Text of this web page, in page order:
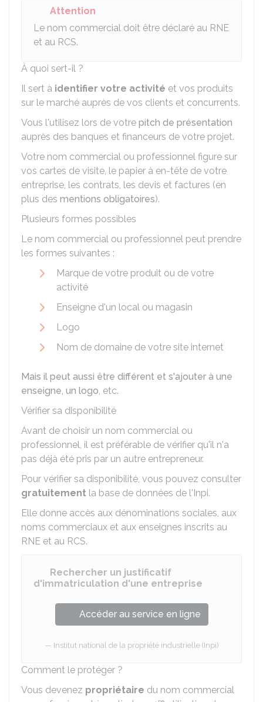
Attention
Le nom commercial doit être déclaré au RNE
et au RCS.
À quoi sert-il ?
Il sert à identifier votre activité et vos produits
sur le marché auprès de vos clients et concurrents.
Vous l'utilisez lors de votre pitch de présentation
auprès des banques et financeurs de votre projet.
Votre nom commercial ou professionnel figure sur
vos cartes de visite, le papier à en-tête de votre
entreprise, les contrats, les devis et factures (en
plus des mentions obligatoires).
Plusieurs formes possibles
Le nom commercial ou professionnel peut prendre
les formes suivantes :
Marque de votre produit ou de votre
activité
Enseigne d'un local ou magasin
Logo
Nom de domaine de votre site internet
Mais il peut aussi être différent et s'ajouter à une
enseigne, un logo, etc.
Vérifier sa disponibilité
Avant de choisir un nom commercial ou
professionnel, il est préférable de vérifier qu'il n'a
pas déjà été pris par un autre entrepreneur.
Pour vérifier sa disponibilité, vous pouvez consulter
gratuitement la base de données de l'Inpi.
Elle donne accès aux dénominations sociales, aux
noms commerciaux et aux enseignes inscrits au
RNE et au RCS.
Rechercher un justificatif
d'immatriculation d'une entreprise
Accéder au service en ligne
Institut national de la propriété industrielle (Inpi)
Comment le protéger ?
Vous devenez propriétaire du nom commercial